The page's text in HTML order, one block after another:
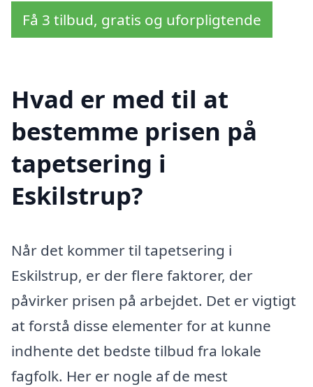
Få 3 tilbud, gratis og uforpligtende
Hvad er med til at
bestemme prisen på
tapetsering i
Eskilstrup?
Når det kommer til tapetsering i
Eskilstrup, er der flere faktorer, der
påvirker prisen på arbejdet. Det er vigtigt
at forstå disse elementer for at kunne
indhente det bedste tilbud fra lokale
fagfolk. Her er nogle af de mest